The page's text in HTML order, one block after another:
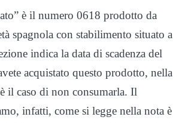
è il numero 0618 prodotto da
spagnola con stabilimento situato a
indica la data di scadenza del
acquistato questo prodotto, nella
il caso di non consumarla. Il
infatti, come si legge nella nota è